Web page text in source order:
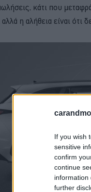
If you wish
sensitive
confirm
continue
information
further
κάτι που
η αλήθεια είναι ότι